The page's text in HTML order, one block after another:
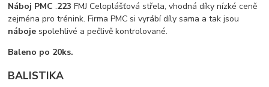
Náboj PMC .223 FMJ Celoplášťová střela, vhodná díky nízké ceně
zejména pro trénink. Firma PMC si vyrábí díly sama a tak jsou
náboje spolehlivé a pečlivě kontrolované.
Baleno po 20ks.
BALISTIKA